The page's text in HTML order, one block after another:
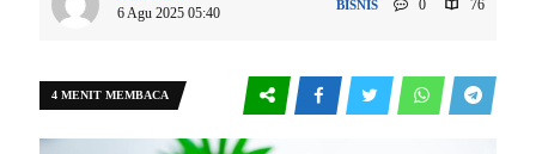
6 Agu 2025 05:40
BISNIS 0 76
4 MENIT MEMBACA